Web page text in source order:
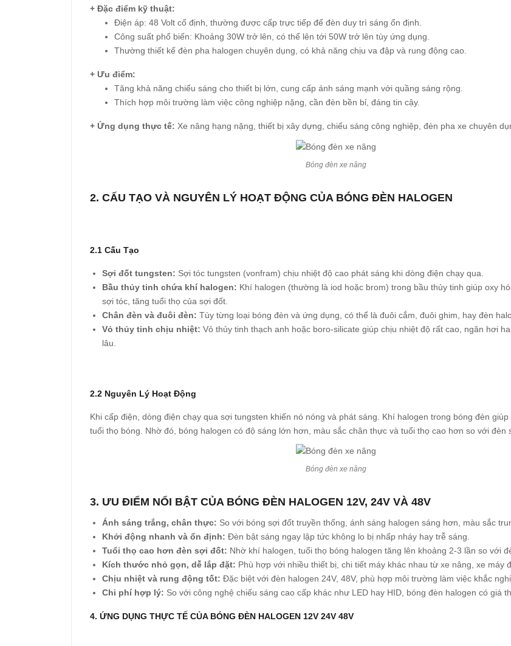
+ Đặc điểm kỹ thuật:
Điện áp: 48 Volt cố định, thường được cấp trực tiếp để đèn duy trì sáng ổn định.
Công suất phổ biến: Khoảng 30W trở lên, có thể lên tới 50W trở lên tùy ứng dụng.
Thường thiết kế đèn pha halogen chuyên dụng, có khả năng chịu va đập và rung động cao.
+ Ưu điểm:
Tăng khả năng chiếu sáng cho thiết bị lớn, cung cấp ánh sáng mạnh với quầng sáng rộng.
Thích hợp môi trường làm việc công nghiệp nặng, cần đèn bền bỉ, đáng tin cậy.
+ Ứng dụng thực tế: Xe nâng hạng nặng, thiết bị xây dựng, chiếu sáng công nghiệp, đèn pha xe chuyên
Bóng đèn xe nâng
2. CẤU TẠO VÀ NGUYÊN LÝ HOẠT ĐỘNG CỦA BÓNG ĐÈN HALOGEN
2.1 Cấu Tạo
Sợi đốt tungsten: Sợi tóc tungsten (vonfram) chịu nhiệt độ cao phát sáng khi dòng điện chạy qua.
Bầu thủy tinh chứa khí halogen: Khí halogen (thường là iod hoặc brom) trong bầu thủy tinh giúp oxy
sợi tóc, tăng tuổi thọ của sợi đốt.
Chân đèn và đuôi đèn: Tùy từng loại bóng đèn và ứng dụng, có thể là đuôi cắm, đuôi ghim, hay đèn
Vỏ thủy tinh chịu nhiệt: Vỏ thủy tinh thạch anh hoặc boro-silicate giúp chịu nhiệt độ rất cao, ngăn hơi
lâu.
2.2 Nguyên Lý Hoạt Động
Khi cấp điện, dòng điện chạy qua sợi tungsten khiến nó nóng và phát sáng. Khí halogen trong bóng đèn
tuổi thọ bóng. Nhờ đó, bóng halogen có độ sáng lớn hơn, màu sắc chân thực và tuổi thọ cao hơn so với đèn
Bóng đèn xe nâng
3. ƯU ĐIỂM NỔI BẬT CỦA BÓNG ĐÈN HALOGEN 12V, 24V VÀ 48V
Ánh sáng trắng, chân thực: So với bóng sợi đốt truyền thống, ánh sáng halogen sáng hơn, màu sắc
Khởi động nhanh và ổn định: Đèn bật sáng ngay lập tức không lo bị nhấp nháy hay trễ sáng.
Tuổi thọ cao hơn đèn sợi đốt: Nhờ khí halogen, tuổi thọ bóng halogen tăng lên khoảng 2-3 lần so với
Kích thước nhỏ gọn, dễ lắp đặt: Phù hợp với nhiều thiết bị, chi tiết máy khác nhau từ xe nâng, xe máy
Chịu nhiệt và rung động tốt: Đặc biệt với đèn halogen 24V, 48V, phù hợp môi trường làm việc khắc
Chi phí hợp lý: So với công nghệ chiếu sáng cao cấp khác như LED hay HID, bóng đèn halogen có giá
4. ỨNG DỤNG THỰC TẾ CỦA BÓNG ĐÈN HALOGEN 12V 24V 48V